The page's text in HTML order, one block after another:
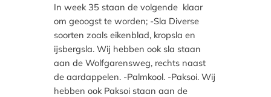
In week 35 staan de volgende klaar
om geoogst te worden; -Sla Diverse
soorten zoals eikenblad, kropsla en
ijsbergsla. Wij hebben ook sla staan
aan de Wolfgarensweg, rechts naast
de aardappelen. -Palmkool. -Paksoi. Wij
hebben ook Paksoi staan aan de